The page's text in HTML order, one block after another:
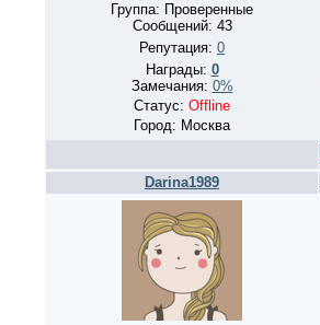
Группа: Проверенные
Сообщений: 43
Репутация: 0
Награды: 0
Замечания: 0%
Статус: Offline
Город: Москва
Darina1989